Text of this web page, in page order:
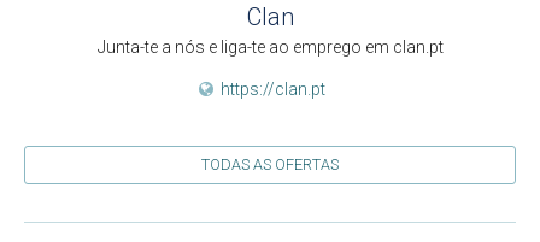
Clan
Junta-te a nós e liga-te ao emprego em clan.pt
https://clan.pt
TODAS AS OFERTAS